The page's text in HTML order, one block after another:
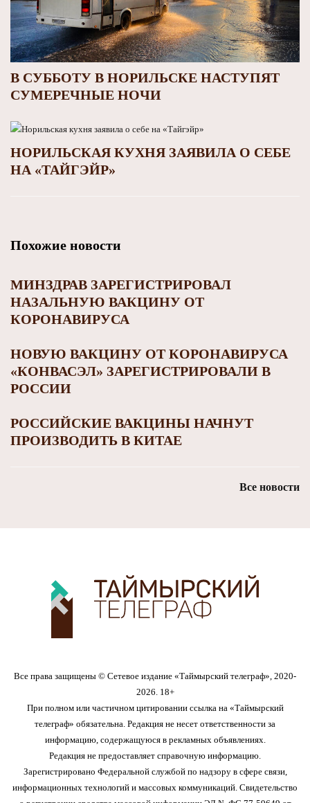
В СУББОТУ В НОРИЛЬСКЕ НАСТУПЯТ
СУМЕРЕЧНЫЕ НОЧИ
НОРИЛЬСКАЯ КУХНЯ ЗАЯВИЛА О СЕБЕ
НА «ТАЙГЭЙР»
Похожие новости
МИНЗДРАВ ЗАРЕГИСТРИРОВАЛ
НАЗАЛЬНУЮ ВАКЦИНУ ОТ
КОРОНАВИРУСА
НОВУЮ ВАКЦИНУ ОТ КОРОНАВИРУСА
«КОНВАСЭЛ» ЗАРЕГИСТРИРОВАЛИ В
РОССИИ
РОССИЙСКИЕ ВАКЦИНЫ НАЧНУТ
ПРОИЗВОДИТЬ В КИТАЕ
Все новости
Все права защищены © Сетевое издание «Таймырский телеграф», 2020-
2026. 18+
При полном или частичном цитировании ссылка на «Таймырский
телеграф» обязательна. Редакция не несет ответственности за
информацию, содержащуюся в рекламных объявлениях.
Редакция не предоставляет справочную информацию.
Зарегистрировано Федеральной службой по надзору в сфере связи,
информационных технологий и массовых коммуникаций. Свидетельство